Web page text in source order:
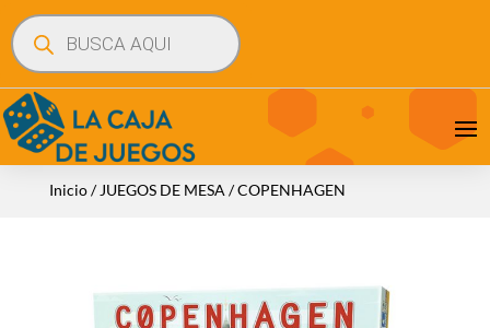
Búsqueda
de
productos
Inicio/ JUEGOS DE MESA / COPENHAGEN